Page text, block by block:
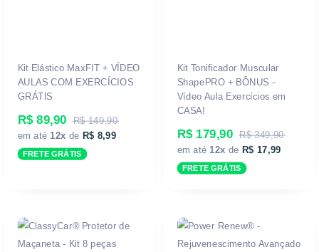
Kit Elástico MaxFIT + VÍDEO
AULAS COM EXERCÍCIOS
GRÁTIS
R$ 89,90 R$ 149,90
em até 12x de R$ 8,99
FRETE GRÁTIS
Kit Tonificador Muscular
ShapePRO + BÔNUS -
Vídeo Aula Exercícios em
CASA!
R$ 179,90
R$ 349,90
em até 12x de R$ 17,99
FRETE GRÁTIS